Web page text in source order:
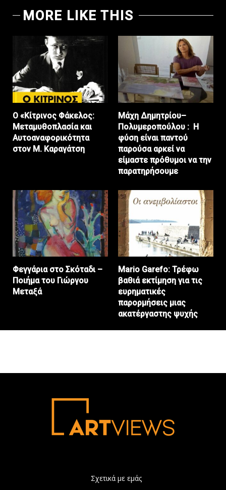
MORE LIKE THIS
Ο «Κίτρινος Φάκελος:
Μεταμυθοπλασία και
Αυτοαναφορικότητα
στον Μ. Καραγάτση
Μάχη Δημητρίου–
Πολυμεροπούλου : Η
φύση είναι παντού
παρούσα αρκεί να
είμαστε πρόθυμοι να την
παρατηρήσουμε
Φεγγάρια στο Σκόταδι –
Ποιήμα του Γιώργου
Μεταξά
Mario Garefo: Τρέφω
βαθιά εκτίμηση για τις
ευρηματικές
παρορμήσεις μιας
ακατέργαστης ψυχής
Σχετικά με εμάς